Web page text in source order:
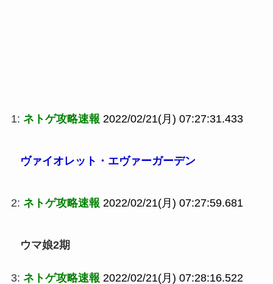
1: ネトゲ攻略速報 2022/02/21(月) 07:27:31.433
ヴァイオレット・エヴァーガーデン
2: ネトゲ攻略速報 2022/02/21(月) 07:27:59.681
ウマ娘2期
3: ネトゲ攻略速報 2022/02/21(月) 07:28:16.522